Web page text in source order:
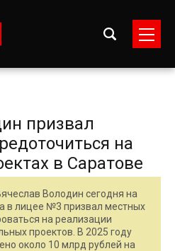
призвал
на
в Саратове
Володин сегодня на
в лицее №3 призвал местных
на реализации
проектов. В 2025 году
около 10 млрд рублей на